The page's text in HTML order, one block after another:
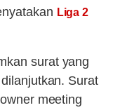
Liga 2
surat yang
Surat
meeting